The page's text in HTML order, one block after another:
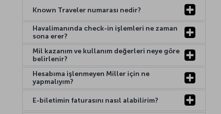
Known Traveler numarası nedir?
Havalimanında check-in işlemleri ne zaman
sona erer?
Mil kazanım ve kullanım değerleri neye göre
belirlenir?
Hesabıma işlenmeyen Miller için ne
yapmalıyım?
E-biletimin faturasını nasıl alabilirim?